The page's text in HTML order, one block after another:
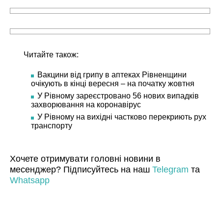
Читайте також:
Вакцини від грипу в аптеках Рівненщини
очікують в кінці вересня – на початку жовтня
У Рівному зареєстровано 56 нових випадків
захворювання на коронавірус
У Рівному на вихідні частково перекриють рух
транспорту
Хочете отримувати головні новини в
месенджер? Підписуйтесь на наш Telegram та
Whatsapp